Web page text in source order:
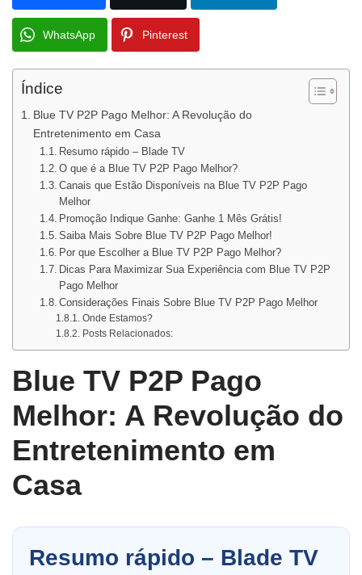
WhatsApp Pinterest
Índice
Blue TV P2P Pago Melhor: A Revolução do
Entretenimento em Casa
Resumo rápido – Blade TV
O que é a Blue TV P2P Pago Melhor?
Canais que Estão Disponíveis na Blue TV P2P Pago
Melhor
Promoção Indique Ganhe: Ganhe 1 Mês Grátis!
Saiba Mais Sobre Blue TV P2P Pago Melhor!
Por que Escolher a Blue TV P2P Pago Melhor?
Dicas Para Maximizar Sua Experiência com Blue TV P2P
Pago Melhor
Considerações Finais Sobre Blue TV P2P Pago Melhor
Onde Estamos?
Posts Relacionados:
Blue TV P2P Pago
Melhor: A Revolução do
Entretenimento em
Casa
Resumo rápido – Blade TV